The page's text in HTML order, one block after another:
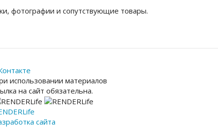
фотографии и сопутствующие товары.
использовании материалов
на сайт обязательна.
Life
сайта